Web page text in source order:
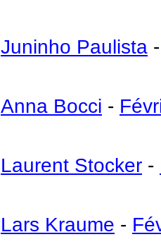
Juninho Paulista
Anna Bocci -
Laurent Stocker -
Lars Kraume -